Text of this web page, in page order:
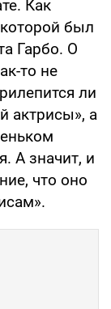
Как
которой был
Гарбо. О
то не
ли
актрисы», а
А значит, и
что оно